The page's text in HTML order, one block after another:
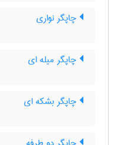
چاپگر نواری
چاپگر میله ای
چاپگر بشکه ای